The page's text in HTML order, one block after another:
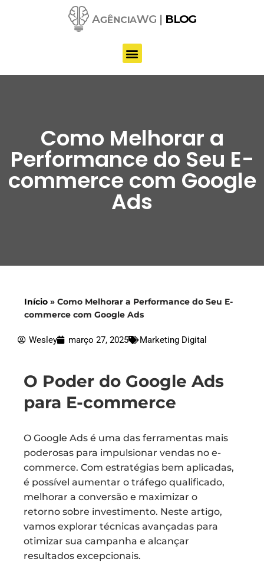
conteúdo
Como Melhorar a
Performance do Seu E-
commerce com Google
Ads
Início » Como Melhorar a Performance do Seu E-
commerce com Google Ads
Wesley março 27, 2025 Marketing Digital
O Poder do Google Ads
para E-commerce
O Google Ads é uma das ferramentas mais
poderosas para impulsionar vendas no e-
commerce. Com estratégias bem aplicadas,
é possível aumentar o tráfego qualificado,
melhorar a conversão e maximizar o
retorno sobre investimento. Neste artigo,
vamos explorar técnicas avançadas para
otimizar sua campanha e alcançar
resultados excepcionais.